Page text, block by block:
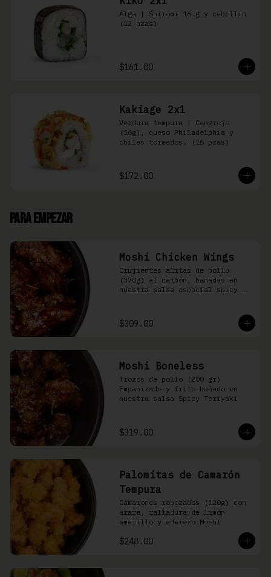
Alga | Shiromi 16 g y cebollin
(12 pzas)
$161.00
Kakiage 2x1
Verdura tempura | Cangrejo
(16g), queso Philadelphia y
chiles toreados. (16 pzas)
$172.00
Para Empezar
Moshi Chicken Wings
Crujientes alitas de pollo
(370g) al carbón, bañadas en
nuestra salsa especial spicy
$309.00
Moshi Boneless
Trozos de pollo (200 gr)
Empanizado y frito bañado en
nuestra salsa Spicy Teriyaki
$319.00
Palomitas de Camarón
Tempura
Camarones rebozados (120g) con
arare, ralladura de limón
amarillo y aderezo Moshi
$248.00